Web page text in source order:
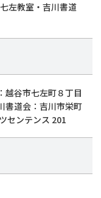
左教室・吉川書道
越谷市七左町８丁目
道会：吉川市栄町
センテンス 201